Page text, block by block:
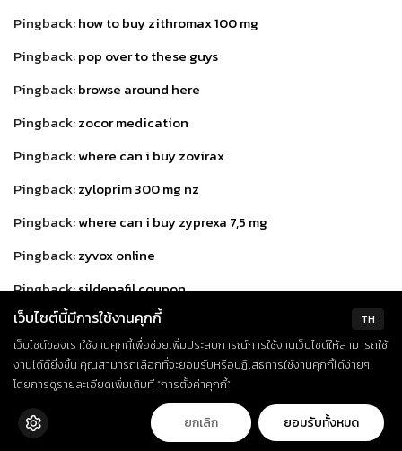
Pingback:how to buy zithromax 100 mg
Pingback:pop over to these guys
Pingback:browse around here
Pingback:zocor medication
Pingback:where can i buy zovirax
Pingback:zyloprim 300 mg nz
Pingback:where can i buy zyprexa 7,5 mg
Pingback:zyvox online
Pingback:sildenafil coupon
Pingback:tadalafil 60mg pharmacy
Pingback: furosemide united kingdom
Pingback:escitalopram 5 mg canada
Pingback:
aripiprazole 20mg australia
TH
เว็บไซต์นี้มีการใช้งานคุกกี้
เว็บไซต์ของเราใช้งานคุกกี้เพื่อช่วยเพิ่มประสบการณ์การใช้งานเว็บไซต์ให้สามารถใช้
งานได้ดียิ่งขึ้น คุณสามารถเลือกที่จะยอมรับหรือปฏิเสธการใช้งานคุกกี้ได้ง่ายๆ
โดยการดูรายละเอียดเพิ่มเติมที่ “การตั้งค่าคุกกี้”
ยกเลิก ยอมรับทั้งหมด